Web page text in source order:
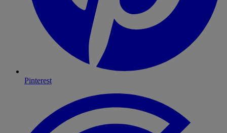
Pinterest